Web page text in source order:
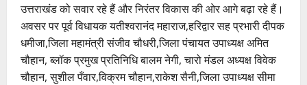
उत्तराखंड को सवार रहे हैं और निरंतर विकास की ओर आगे बढ़ा रहे हैं।
अवसर पर पूर्व विधायक यतीश्वरानंद महाराज,हरिद्वार सह प्रभारी दीपक
धमीजा,जिला महामंत्री संजीव चौधरी,जिला पंचायत उपाध्यक्ष अमित
चौहान, ब्लॉक प्रमुख प्रतिनिधि बालम नेगी, चारो मंडल अध्यक्ष विवेक
चौहान, सुशील पँवार,विक्रम चौहान,राकेश सैनी,जिला उपाध्यक्ष सीमा